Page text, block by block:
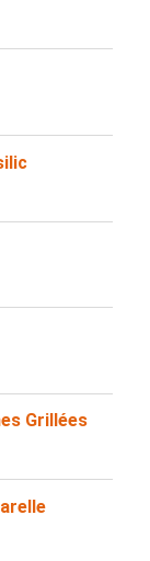
Grillées